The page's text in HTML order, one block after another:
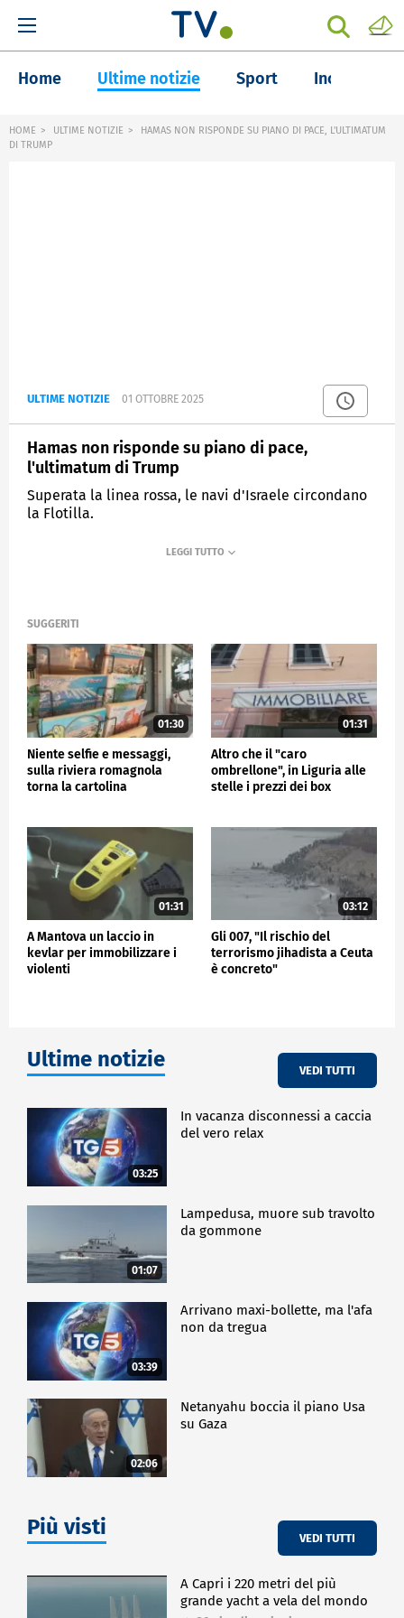
Home Ultime notizie Sport Inchieste
HOME ULTIME NOTIZIE
HAMAS NON RISPONDE SU PIANO DI PACE, L'ULTIMATUM
DI TRUMP
ULTIME NOTIZIE 01 OTTOBRE 2025
Hamas non risponde su piano di pace,
l'ultimatum di Trump
Superata la linea rossa, le navi d'Israele circondano
la Flotilla.
SUGGERITI
01:30
Niente selfie e messaggi,
sulla riviera romagnola
torna la cartolina
01:31
Altro che il "caro
ombrellone", in Liguria alle
stelle i prezzi dei box
01:31
A Mantova un laccio in
kevlar per immobilizzare i
violenti
03:12
Gli 007, "Il rischio del
terrorismo jihadista a Ceuta
è concreto"
Ultime notizie VEDI TUTTI
03:25
In vacanza disconnessi a caccia
del vero relax
01:07
Lampedusa, muore sub travolto
da gommone
03:39
Arrivano maxi-bollette, ma l'afa
non da tregua
02:06
Netanyahu boccia il piano Usa
su Gaza
Più visti VEDI TUTTI
A Capri i 220 metri del più
grande yacht a vela del mondo